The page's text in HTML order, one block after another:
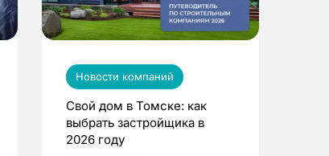
Новости компаний
Свой дом в Томске: как
выбрать застройщика в
2026 году